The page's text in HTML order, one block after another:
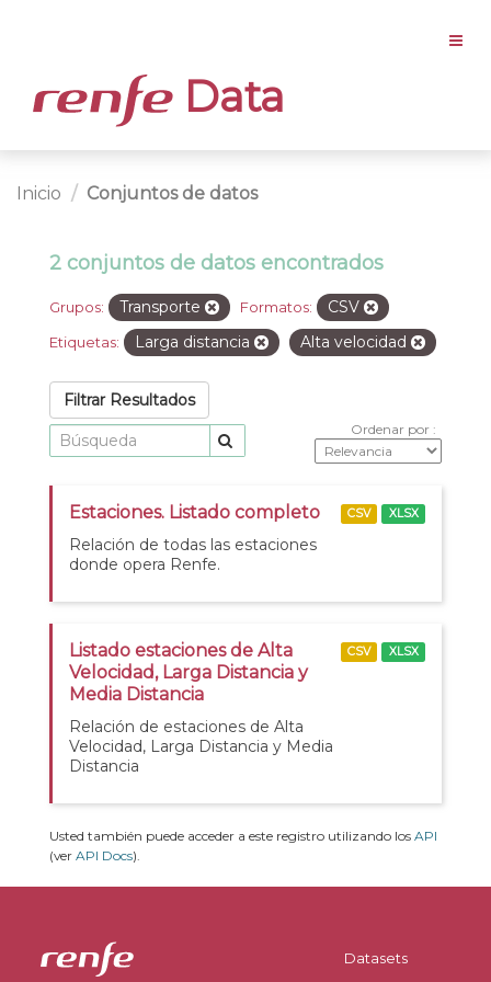
Data
Inicio Conjuntos de datos
2 conjuntos de datos encontrados
Grupos: Transporte Formatos: CSV
Etiquetas: Larga distancia Alta velocidad
Filtrar Resultados
Ordenar por
Estaciones. Listado completo
Relación de todas las estaciones
donde opera Renfe.
CSV XLSX
Listado estaciones de Alta
Velocidad, Larga Distancia y
Media Distancia
Relación de estaciones de Alta
Velocidad, Larga Distancia y Media
Distancia
CSV XLSX
Usted también puede acceder a este registro utilizando los API
(ver API Docs).
Datasets